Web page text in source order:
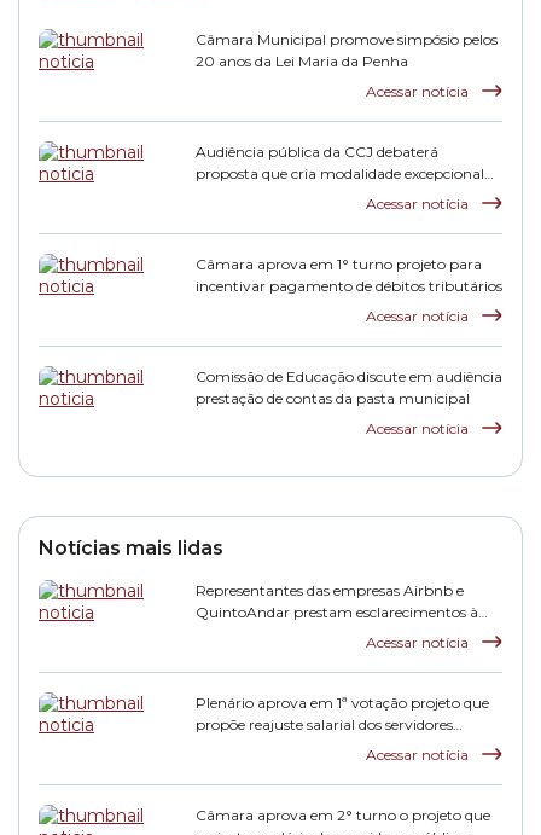
Câmara Municipal promove simpósio pelos
20 anos da Lei Maria da Penha
Acessar notícia
Audiência pública da CCJ debaterá
proposta que cria modalidade excepcional
Acessar notícia
Câmara aprova em 1° turno projeto para
incentivar pagamento de débitos tributários
Acessar notícia
Comissão de Educação discute em audiência
prestação de contas da pasta municipal
Acessar notícia
Notícias mais lidas
Representantes das empresas Airbnb e
QuintoAndar prestam esclarecimentos à
Acessar notícia
Plenário aprova em 1ª votação projeto que
propõe reajuste salarial dos servidores
Acessar notícia
Câmara aprova em 2° turno o projeto que